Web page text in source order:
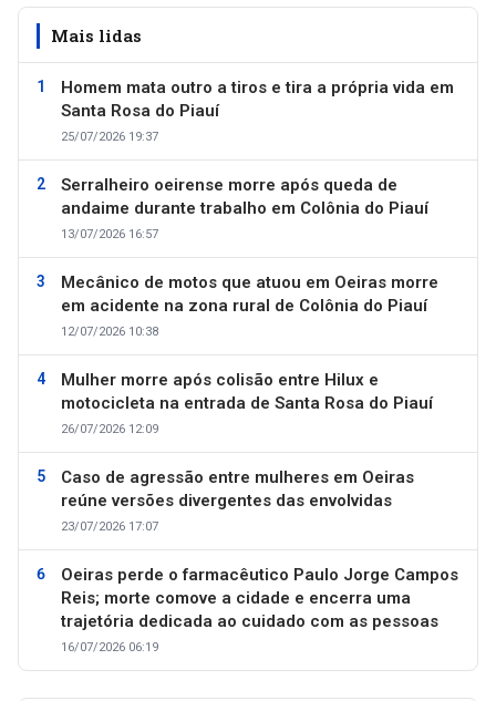
Mais lidas
Homem mata outro a tiros e tira a própria vida em
Santa Rosa do Piauí
25/07/2026 19:37
Serralheiro oeirense morre após queda de
andaime durante trabalho em Colônia do Piauí
13/07/2026 16:57
Mecânico de motos que atuou em Oeiras morre
em acidente na zona rural de Colônia do Piauí
12/07/2026 10:38
Mulher morre após colisão entre Hilux e
motocicleta na entrada de Santa Rosa do Piauí
26/07/2026 12:09
Caso de agressão entre mulheres em Oeiras
reúne versões divergentes das envolvidas
23/07/2026 17:07
Oeiras perde o farmacêutico Paulo Jorge Campos
Reis; morte comove a cidade e encerra uma
trajetória dedicada ao cuidado com as pessoas
16/07/2026 06:19